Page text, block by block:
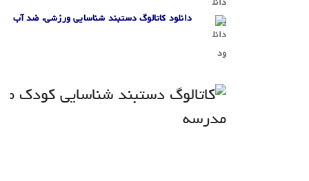
دانلود کاتالوگ دستبند شناسایی ورزشی، ضد آب